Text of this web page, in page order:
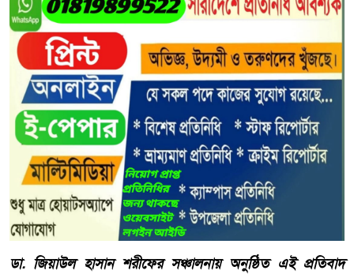
ডা. জিয়াউল হাসান শরীফের সঞ্চালনায় অনুষ্ঠিত এই প্রতিবাদ